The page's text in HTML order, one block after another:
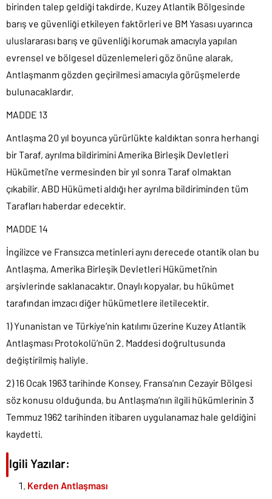
birinden talep geldiği takdirde, Kuzey Atlantik Bölgesinde
barış ve güvenliği etkileyen faktörleri ve BM Yasası uyarınca
uluslararası barış ve güvenliği korumak amacıyla yapılan
evrensel ve bölgesel düzenlemeleri göz önüne alarak,
Antlaşmanm gözden geçirilmesi amacıyla görüşmelerde
bulunacaklardır.
MADDE 13
Antlaşma 20 yıl boyunca yürürlükte kaldıktan sonra herhangi
bir Taraf, ayrılma bildirimini Amerika Birleşik Devletleri
Hükümeti’ne vermesinden bir yıl sonra Taraf olmaktan
çıkabilir. ABD Hükümeti aldığı her ayrılma bildiriminden tüm
Tarafları haberdar edecektir.
MADDE 14
İngilizce ve Fransızca metinleri aynı derecede otantik olan bu
Antlaşma, Amerika Birleşik Devletleri Hükümeti’nin
arşivlerinde saklanacaktır. Onaylı kopyalar, bu hükümet
tarafından imzacı diğer hükümetlere iletilecektir.
1) Yunanistan ve Türkiye’nin katılımı üzerine Kuzey Atlantik
Antlaşması Protokolü’nün 2. Maddesi doğrultusunda
değiştirilmiş haliyle.
2) 16 Ocak 1963 tarihinde Konsey, Fransa’nın Cezayir Bölgesi
söz konusu olduğunda, bu Antlaşma’nın ilgili hükümlerinin 3
Temmuz 1962 tarihinden itibaren uygulanamaz hale geldiğini
kaydetti.
İlgili Yazılar:
Kerden Antlaşması